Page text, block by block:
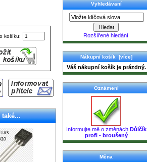
košíku:
Vyhledávaní
Rozšířené hledání
Nákupní košík [více]
Váš nákupní košík je prázdný.
Oznámení
Informujte mě o změnách Důlčík
profi - broušený
Měna